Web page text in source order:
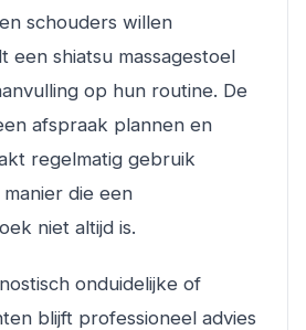
schouders willen
een shiatsu massagestoel
op hun routine. De
afspraak plannen en
regelmatig gebruik
die een
niet altijd is.
onduidelijke of
blijft professioneel advies